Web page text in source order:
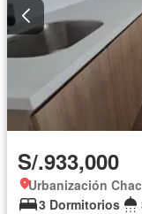
S/.933,000
Urbanización
3 Dormitorios